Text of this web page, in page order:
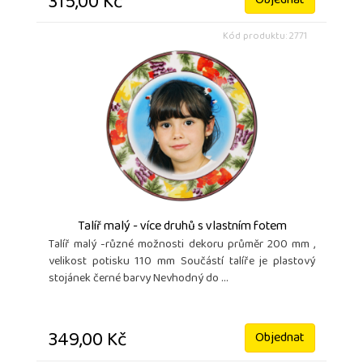
Kód produktu: 2771
Talíř malý - více druhů s vlastním fotem
Talíř malý -různé možnosti dekoru průměr 200 mm ,
velikost potisku 110 mm Součástí talíře je plastový
stojánek černé barvy Nevhodný do ...
349,00 Kč Objednat